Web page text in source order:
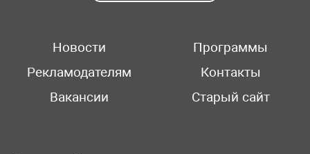
Новости
Программы
Рекламодателям
Контакты
Вакансии
Старый сайт